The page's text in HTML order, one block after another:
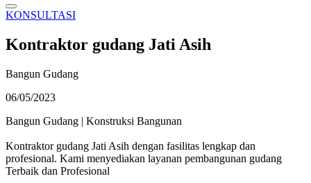
KONSULTASI
Kontraktor gudang Jati Asih
Bangun Gudang
06/05/2023
Bangun Gudang | Konstruksi Bangunan
Kontraktor gudang Jati Asih dengan fasilitas lengkap dan
profesional. Kami menyediakan layanan pembangunan gudang
Terbaik dan Profesional